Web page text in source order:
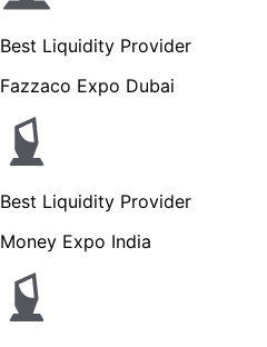
Best Liquidity Provider
Fazzaco Expo Dubai
Best Liquidity Provider
Money Expo India